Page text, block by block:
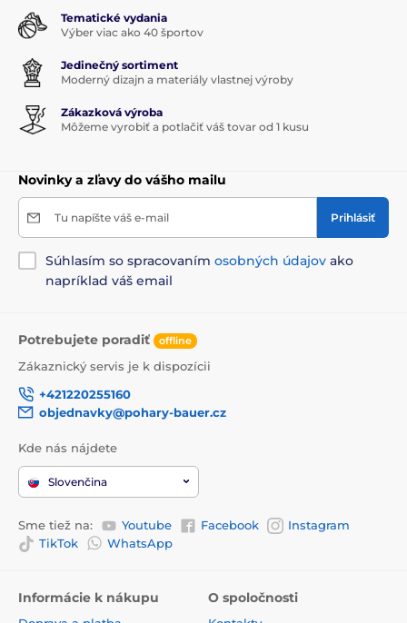
Tematické vydania
Výber viac ako 40 športov
Jedinečný sortiment
Moderný dizajn a materiály vlastnej výroby
Zákazková výroba
Môžeme vyrobiť a potlačiť váš tovar od 1 kusu
Novinky a zľavy do vášho mailu
Tu napíšte váš e-mail Prihlásiť
Súhlasím so spracovaním osobných údajov ako
napríklad váš email
Potrebujete poradiť offline
Zákaznický servis je k dispozícii
+421220255160
objednavky@pohary-bauer.cz
Kde nás nájdete
Slovenčina
Sme tiež na: Youtube Facebook
Instagram
TikTok
WhatsApp
Informácie k nákupu O spoločnosti